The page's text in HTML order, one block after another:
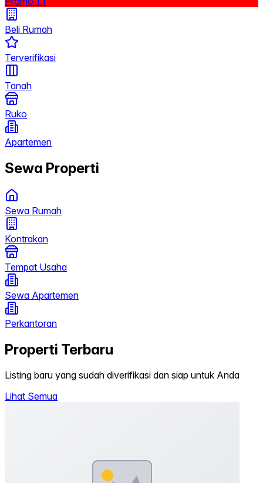
Beli Rumah
Terverifikasi
Tanah
Ruko
Apartemen
Sewa Properti
Sewa Rumah
Kontrakan
Tempat Usaha
Sewa Apartemen
Perkantoran
Properti Terbaru
Listing baru yang sudah diverifikasi dan siap untuk Anda
Lihat Semua